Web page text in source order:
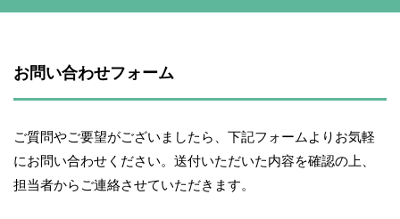
お問い合わせフォーム
ご質問やご要望がございましたら、下記フォームよりお気軽
にお問い合わせください。送付いただいた内容を確認の上、
担当者からご連絡させていただきます。